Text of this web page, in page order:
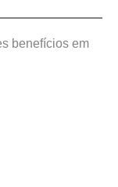
benefícios em